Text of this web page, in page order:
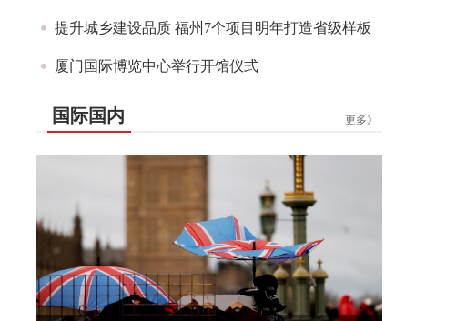
提升城乡建设品质 福州7个项目明年打造省级样板
厦门国际博览中心举行开馆仪式
更多》
国际国内